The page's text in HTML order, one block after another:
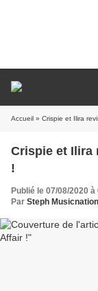
Accueil » Crispie et Ilira
Crispie et Ilira
!
Publié le 07/08/2020 à
Par Steph Musicnation